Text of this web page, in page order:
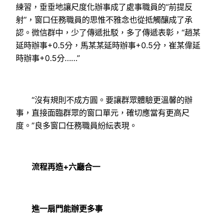
練習，垂垂地讓尺度化辦事成了處事職員的“前提反
射”，窗口任務職員的思惟不雅念也從抵觸釀成了承
認。微信群中，少了傳遞批駁，多了傳遞表彰，“趙某
延時辦事+0.5分，馬某某延時辦事+0.5分，崔某偉延
時辦事+0.5分……”
“沒有規則不成方圓。要讓群眾體驗更溫馨的辦
事，直接面臨群眾的窗口單元，確切應當有更高尺
度。”良多窗口任務職員紛紜表現。
流程再造+六廳合一
進一扇門能辦更多事